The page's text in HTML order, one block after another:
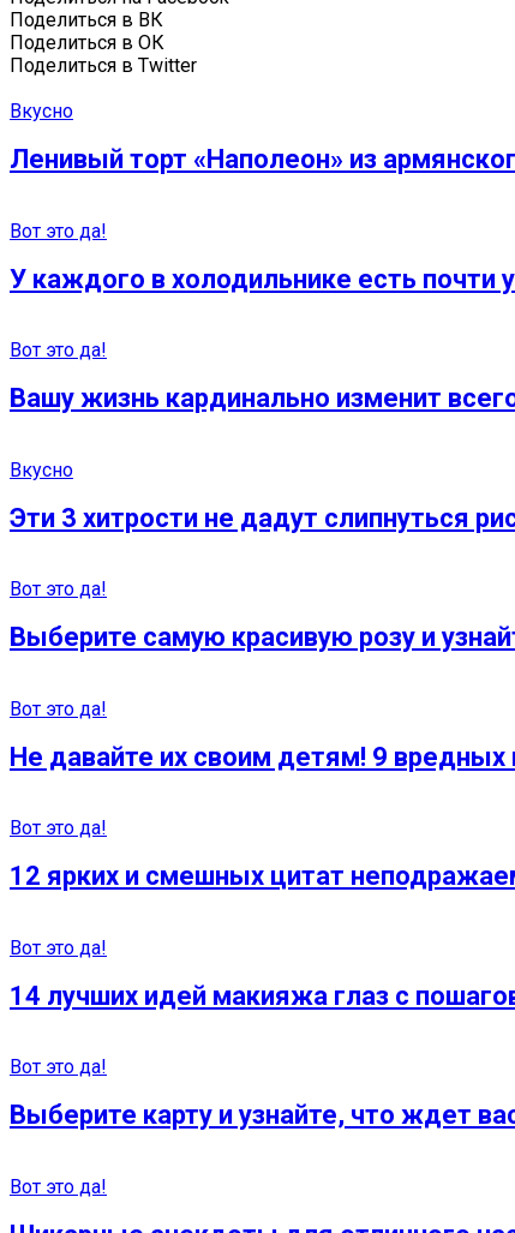
Поделиться в ВК
Поделиться в ОК
Поделиться в Twitter
Вкусно
Ленивый торт «Наполеон» из
Вот это да!
У каждого в холодильнике есть почти
Вот это да!
Вашу жизнь кардинально изменит
Вкусно
Эти 3 хитрости не дадут слипнуться
Вот это да!
Выберите самую красивую розу и
Вот это да!
Не давайте их своим детям! 9 вредных
Вот это да!
12 ярких и смешных цитат
Вот это да!
14 лучших идей макияжа глаз с
Вот это да!
Выберите карту и узнайте, что ждет
Вот это да!